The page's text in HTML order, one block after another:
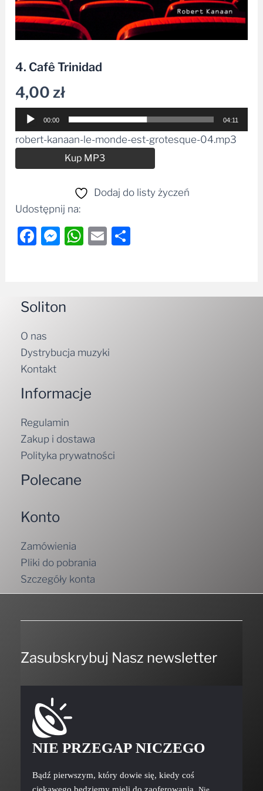
4. Cafê Trinidad
4,00zł
Odtwarzacz
plików
dźwiękowych
00:00 04:11
robert-kanaan-le-monde-est-grotesque-04.mp3
Kup MP3
Dodaj do listy życzeń
Udostępnij na:
Facebook
Messenger
WhatsApp
Email
Soliton
O nas
Dystrybucja muzyki
Kontakt
Informacje
Regulamin
Zakup i dostawa
Polityka prywatności
Polecane
Konto
Zamówienia
Pliki do pobrania
Szczegóły konta
Zasubskrybuj Nasz newsletter
NIE PRZEGAP NICZEGO
Bądź pierwszym, który dowie się, kiedy coś